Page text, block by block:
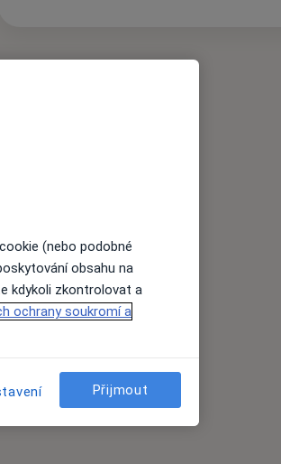
(nebo podobné
obsahu na
kdykoli zkontrolovat a
ochrany soukromí a
Přijmout